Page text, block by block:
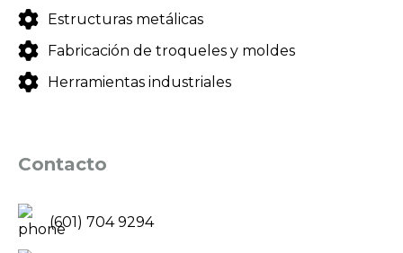
Estructuras metálicas
Fabricación de troqueles y moldes
Herramientas industriales
Contacto
(601) 704 9294